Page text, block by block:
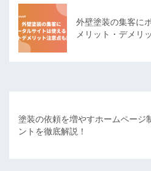
外壁塗装の集客に
メリット・デメリ
塗装の依頼を増やすホームページ
ントを徹底解説！